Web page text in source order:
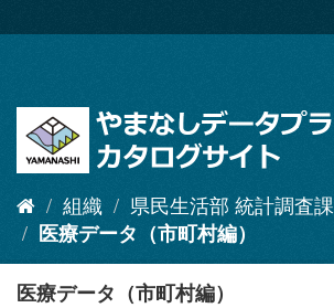
キ
組織
県民生活部 統計調査課
医療データ（市町村編）
医療データ（市町村編）